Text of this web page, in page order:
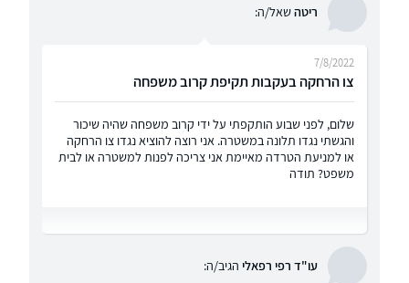
ריטהשאל/ה:
צו הרחקה בעקבות תקיפת קרוב משפחה
7/8/2022
שלום, לפני שבוע הותקפתי על ידי קרוב משפחה שהיה שיכור
והגשתי נגדו תלונה במשטרה. אני רוצה להוציא נגדו צו הרחקה
או למניעת הטרדה מאיימת אני צריכה לפנות למשטרה או לבית
משפט? תודה
עו"ד רפי רפאלי הגיב/ה: